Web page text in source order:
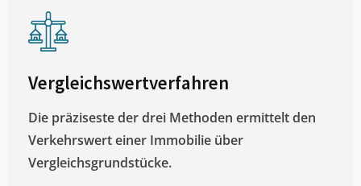
Vergleichswertverfahren
Die präziseste der drei Methoden ermittelt den
Verkehrswert einer Immobilie über
Vergleichsgrundstücke.